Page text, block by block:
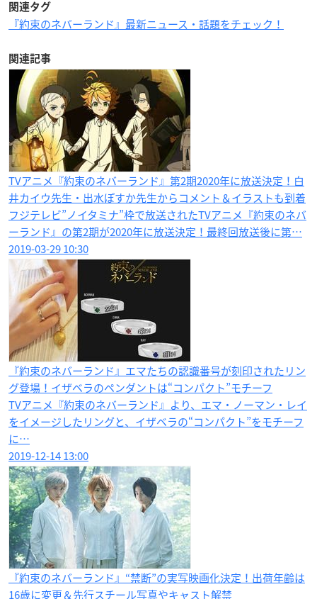
関連タグ
『約束のネバーランド』最新ニュース・話題をチェック！
関連記事
TVアニメ『約束のネバーランド』第2期2020年に放送決定！白
井カイウ先生・出水ぽすか先生からコメント＆イラストも到着
フジテレビ”ノイタミナ”枠で放送されたTVアニメ『約束のネバ
ーランド』の第2期が2020年に放送決定！最終回放送後に第…
2019-03-29 10:30
『約束のネバーランド』エマたちの認識番号が刻印されたリン
グ登場！イザベラのペンダントは“コンパクト”モチーフ
TVアニメ『約束のネバーランド』より、エマ・ノーマン・レイ
をイメージしたリングと、イザベラの“コンパクト”をモチーフ
に…
2019-12-14 13:00
『約束のネバーランド』“禁断”の実写映画化決定！出荷年齢は
16歳に変更＆先行スチール写真やキャスト解禁